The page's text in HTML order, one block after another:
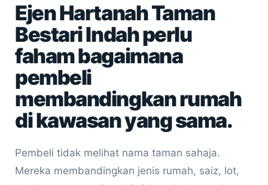
Ejen Hartanah Taman
Bestari Indah perlu
faham bagaimana
pembeli
membandingkan rumah
di kawasan yang sama.
Pembeli tidak melihat nama taman sahaja.
Mereka membandingkan jenis rumah, saiz, lot,